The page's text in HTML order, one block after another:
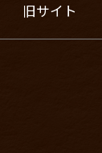
旧サイト